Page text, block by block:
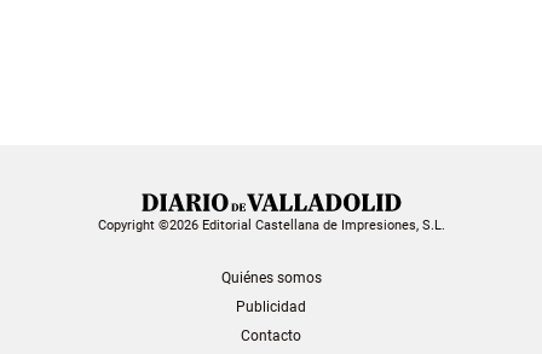
Copyright ©2026 Editorial Castellana de Impresiones, S.L.
Quiénes somos
Publicidad
Contacto